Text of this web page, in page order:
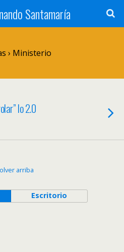
Santamaría
› Ministerio
lo 2.0
arriba
Escritorio